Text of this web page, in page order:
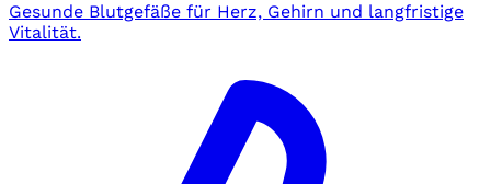
Gesunde Blutgefäße für Herz, Gehirn und langfristige
Vitalität.